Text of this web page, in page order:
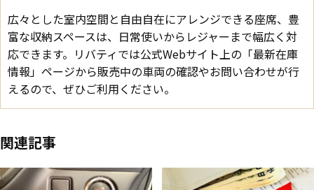
広々とした室内空間と自由自在にアレンジできる座席、豊
富な収納スペースは、日常使いからレジャーまで幅広く対
応できます。リバティでは公式Webサイト上の「最新在庫
情報」ページから販売中の車両の確認やお問い合わせが行
えるので、ぜひご利用ください。
関連記事